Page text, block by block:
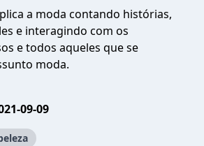
a moda contando histórias,
e interagindo com os
e todos aqueles que se
moda.
09-09